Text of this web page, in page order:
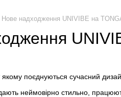
Нове надходження UNIVIBE на
поєднуються сучасний
неймовірно стильно,